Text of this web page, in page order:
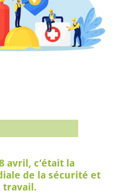
avril, c’était la
de la sécurité et
travail.